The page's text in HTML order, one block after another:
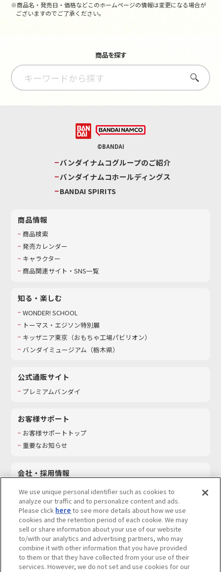
※商品名・発売日・価格などこのホームページの情報は変更になる場合が
ございますのでご了承ください。
商品を探す
さがす
©BANDAI
バンダイナムコグループのご紹介
バンダイナムコホールディングス
BANDAI SPIRITS
商品情報
商品検索
発売カレンダー
キャラクター
商品関連サイト・SNS一覧
知る・楽しむ
WONDER! SCHOOL
トーマス・エジソン特別展
キッザニア東京（おもちゃ工場パビリオン）​
バンダイミュージアム（栃木県）
公式通販サイト
プレミアムバンダイ
お客様サポート
お客様サポートトップ
重要なお知らせ
会社・採用情報
採用情報
サステナビリティ
お問い合わせ
ウェブサイトご利用条件 ソーシャルメディアポリシー
We use unique personal identifier such as cookies to
analyze our traffic and to personalize content and ads.
Please click here to see more details about how we use
cookies and the retention period of each cookie. We may
sell or share information about your use of our website
to/with our analytics and advertising partners, who may
combine it with other information that you have provided
to them or that they have collected from your use of their
services. However, we do not set and use cookies for our